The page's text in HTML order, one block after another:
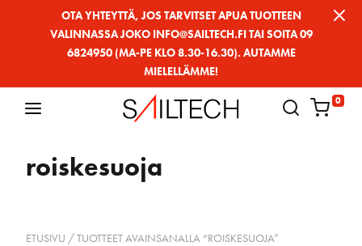
OTA YHTEYTTÄ, JOS TARVITSET APUA TUOTTEEN
VALINNASSA JOKO INFO@SAILTECH.FI TAI SOITA 09
6824950 (MA-PE KLO 8.30-16.30). AUTAMME
MIELELLÄMME!
0
roiskesuoja
ETUSIVU / TUOTTEET AVAINSANALLA “ROISKESUOJA”